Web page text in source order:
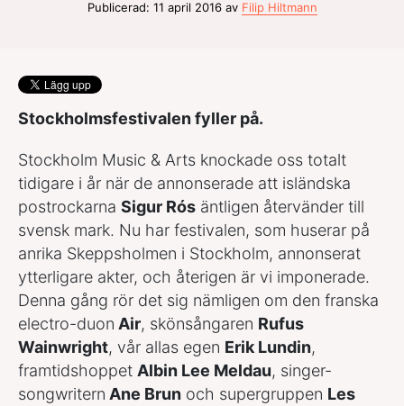
Publicerad: 11 april 2016 av Filip Hiltmann
Stockholmsfestivalen fyller på.
Stockholm Music & Arts knockade oss totalt
tidigare i år när de annonserade att isländska
postrockarna Sigur Rós äntligen återvänder till
svensk mark. Nu har festivalen, som huserar på
anrika Skeppsholmen i Stockholm, annonserat
ytterligare akter, och återigen är vi imponerade.
Denna gång rör det sig nämligen om den franska
electro-duon Air, skönsångaren Rufus
Wainwright, vår allas egen Erik Lundin,
framtidshoppet Albin Lee Meldau, singer-
songwritern Ane Brun och supergruppen Les